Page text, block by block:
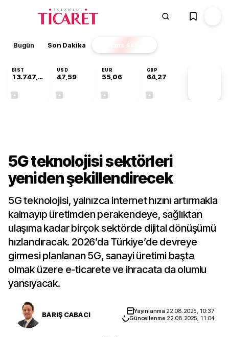
Bugün Son Dakika Finans EKSTRA
BIST
13.747,72
USD
47,59
EUR
55,06
GBP
64,27
5G teknolojisi sektörleri
yeniden şekillendirecek
5G teknolojisi, yalnızca internet hızını artırmakla
kalmayıp üretimden perakendeye, sağlıktan
ulaşıma kadar birçok sektörde dijital dönüşümü
hızlandıracak. 2026’da Türkiye’de devreye
girmesi planlanan 5G, sanayi üretimi başta
olmak üzere e-ticarete ve ihracata da olumlu
yansıyacak.
BARIŞ CABACI Yayınlanma 22.08.2025, 10:37
Güncellenme 22.08.2025, 11:04